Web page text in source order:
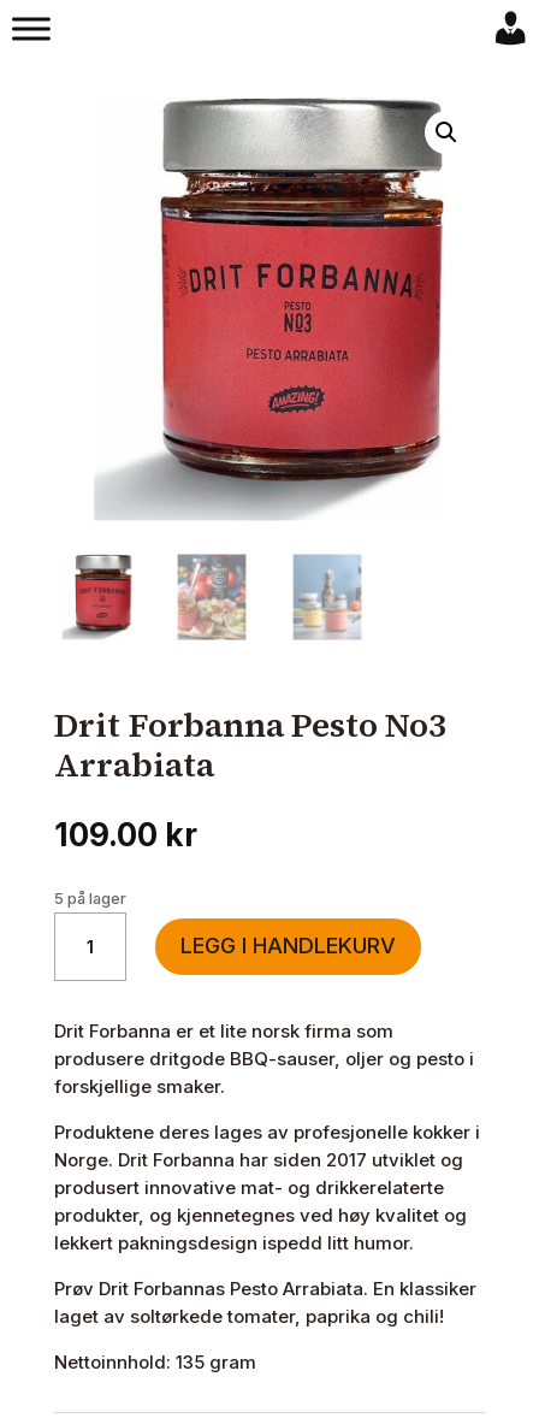
Drit Forbanna Pesto No3
Arrabiata
109.00 kr
5 på lager
Forbanna
Pesto
Arrabiata
antall
LEGG I HANDLEKURV
Drit Forbanna er et lite norsk firma som
produsere dritgode BBQ-sauser, oljer og pesto i
forskjellige smaker.
Produktene deres lages av profesjonelle kokker i
Norge. Drit Forbanna har siden 2017 utviklet og
produsert innovative mat- og drikkerelaterte
produkter, og kjennetegnes ved høy kvalitet og
lekkert pakningsdesign ispedd litt humor.
Prøv Drit Forbannas Pesto Arrabiata. En klassiker
laget av soltørkede tomater, paprika og chili!
Nettoinnhold: 135 gram